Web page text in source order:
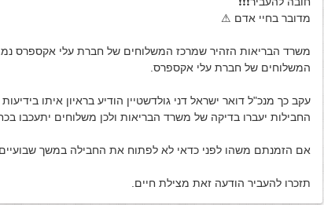
מדובר בחיי אדם ⚠
משרד הבריאות הזהיר שמרכז המשלוחים של חברת עלי אקספרס
המשלוחים של חברת עלי אקספרס.
עקב כך מנכ"ל דואר ישראל דני גולדשטיין הודיע בראיון איתו
החבילות יעברו בדיקה של משרד הבריאות ולכן משלוחים יתעכבו
אם הזמנתם משהו לפני כדאי לא לפתוח את החבילה במשך שבועיים
תזכרו להעביר הודעה זאת מצילת חיים.